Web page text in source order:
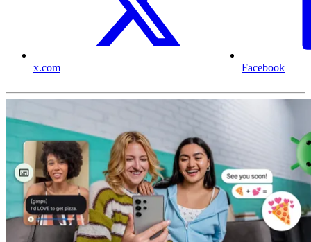
x.com Facebook